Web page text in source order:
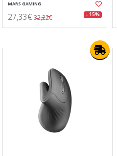
MARS GAMING
27,33€ 32,22€ - 15%